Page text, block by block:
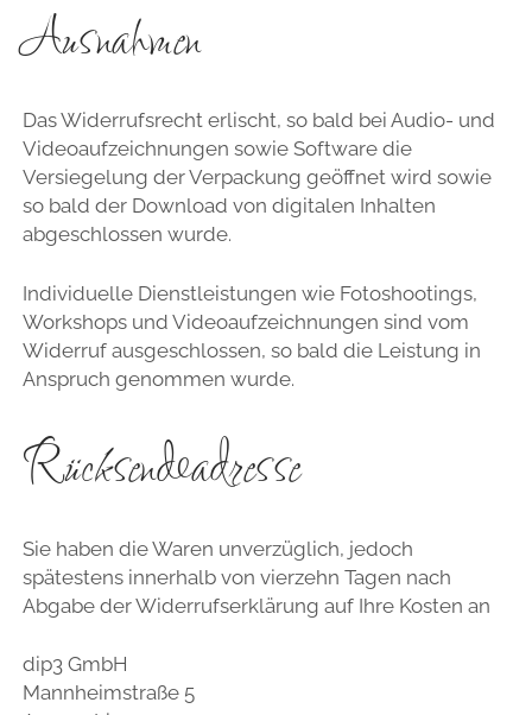
Ausnahmen
Das Widerrufsrecht erlischt, so bald bei Audio- und
Videoaufzeichnungen sowie Software die
Versiegelung der Verpackung geöffnet wird sowie
so bald der Download von digitalen Inhalten
abgeschlossen wurde.
Individuelle Dienstleistungen wie Fotoshootings,
Workshops und Videoaufzeichnungen sind vom
Widerruf ausgeschlossen, so bald die Leistung in
Anspruch genommen wurde.
Rücksendeadresse
Sie haben die Waren unverzüglich, jedoch
spätestens innerhalb von vierzehn Tagen nach
Abgabe der Widerrufserklärung auf Ihre Kosten an
dip3 GmbH
Mannheimstraße 5